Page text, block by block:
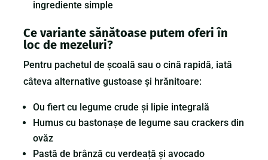
ingrediente simple
Ce variante sănătoase putem oferi în
loc de mezeluri?
Pentru pachetul de școală sau o cină rapidă, iată
câteva alternative gustoase și hrănitoare:
Ou fiert cu legume crude și lipie integrală
Humus cu bastonașe de legume sau crackers din
ovăz
Pastă de brânză cu verdeață și avocado